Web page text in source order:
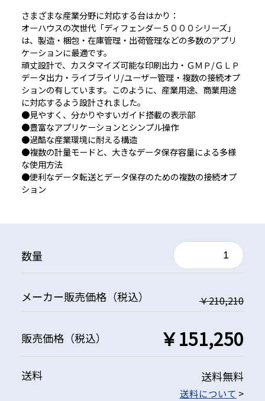
さまざまな産業分野に対応する台はかり：
オーハウスの次世代「ディフェンダー５０００シリーズ」
は、製造・梱包・在庫管理・出荷管理などの多数のアプリ
ケーションに最適です。
頑丈設計で、カスタマイズ可能な印刷出力・ＧＭＰ/ＧＬＰ
データ出力・ライブライリ/ユーザー管理・複数の接続オプ
ションの有しています。このように、産業用途、商業用途
に対応するよう設計されました。
●見やすく、分かりやすいガイド搭載の表示部
●豊富なアプリケーションとシンプル操作
●過酷な産業環境に耐える構造
●複数の計量モードと、大きなデータ保存容量による多様
な使用方法
●便利なデータ転送とデータ保存のための複数の接続オプ
ション
数量
メーカー販売価格（税込） ￥210,210
販売価格（税込） ￥151,250
送料 送料無料
送料について >